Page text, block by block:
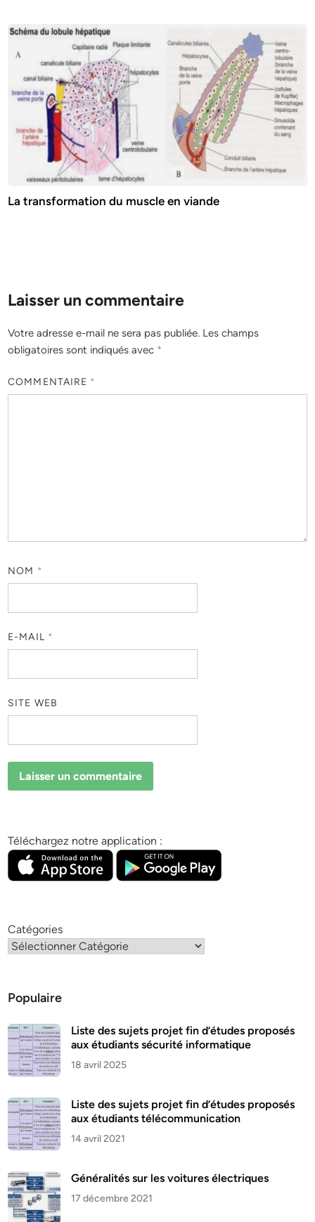
La transformation du muscle en viande
Laisser un commentaire
Votre adresse e-mail ne sera pas publiée. Les champs
obligatoires sont indiqués avec *
COMMENTAIRE *
NOM *
E-MAIL *
SITE WEB
Téléchargez notre application :
Catégories
Populaire
Liste des sujets projet fin d’études proposés
aux étudiants sécurité informatique
18 avril 2025
Liste des sujets projet fin d’études proposés
aux étudiants télécommunication
14 avril 2021
Généralités sur les voitures électriques
17 décembre 2021